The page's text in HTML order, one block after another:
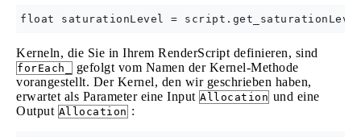
Kerneln, die Sie in Ihrem RenderScript definieren, sind
forEach_
gefolgt vom Namen der Kernel-Methode
vorangestellt. Der Kernel, den wir geschrieben haben,
erwartet als Parameter eine Input Allocation und eine
Output Allocation :